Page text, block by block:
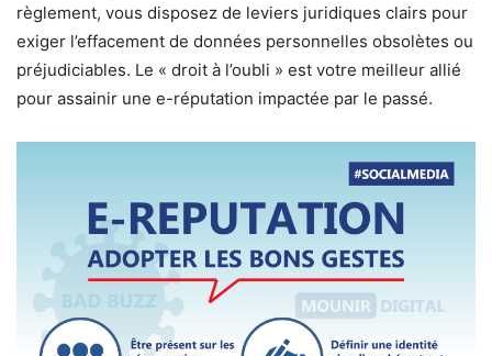
règlement, vous disposez de leviers juridiques clairs pour
exiger l’effacement de données personnelles obsolètes ou
préjudiciables. Le « droit à l’oubli » est votre meilleur allié
pour assainir une e-réputation impactée par le passé.